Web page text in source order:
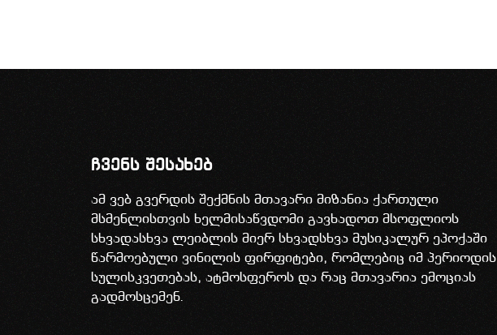
ჩვენს შესახებ
ამ ვებ გვერდის შექმნის მთავარი მიზანია ქართული
მსმენლისთვის ხელმისაწვდომი გავხადოთ მსოფლიოს
სხვადასხვა ლეიბლის მიერ სხვადსხვა მუსიკალურ ეპოქაში
წარმოებული ვინილის ფირფიტები, რომლებიც იმ პერიოდის
სულისკვეთებას, ატმოსფეროს და რაც მთავარია ემოციას
გადმოსცემენ.